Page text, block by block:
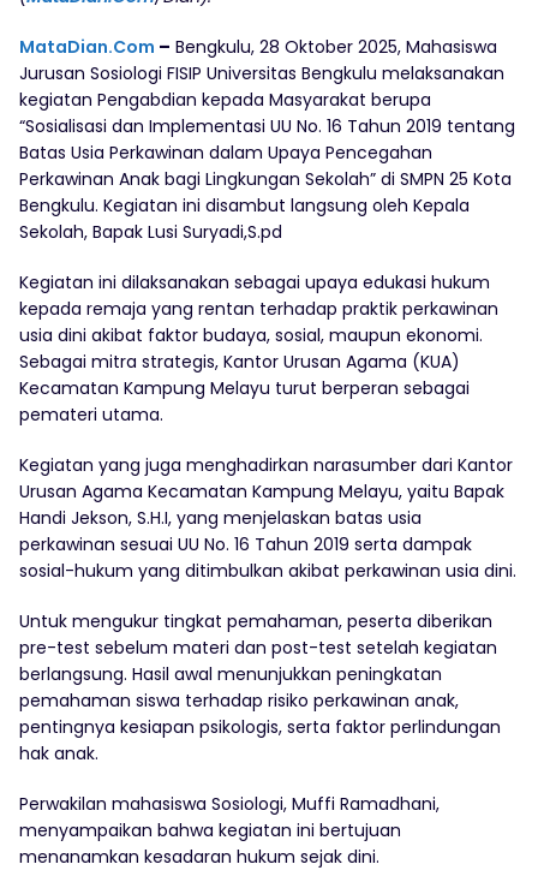
MataDian.Com – Bengkulu, 28 Oktober 2025, Mahasiswa
Jurusan Sosiologi FISIP Universitas Bengkulu melaksanakan
kegiatan Pengabdian kepada Masyarakat berupa
“Sosialisasi dan Implementasi UU No. 16 Tahun 2019 tentang
Batas Usia Perkawinan dalam Upaya Pencegahan
Perkawinan Anak bagi Lingkungan Sekolah” di SMPN 25 Kota
Bengkulu. Kegiatan ini disambut langsung oleh Kepala
Sekolah, Bapak Lusi Suryadi,S.pd
Kegiatan ini dilaksanakan sebagai upaya edukasi hukum
kepada remaja yang rentan terhadap praktik perkawinan
usia dini akibat faktor budaya, sosial, maupun ekonomi.
Sebagai mitra strategis, Kantor Urusan Agama (KUA)
Kecamatan Kampung Melayu turut berperan sebagai
pemateri utama.
Kegiatan yang juga menghadirkan narasumber dari Kantor
Urusan Agama Kecamatan Kampung Melayu, yaitu Bapak
Handi Jekson, S.H.I, yang menjelaskan batas usia
perkawinan sesuai UU No. 16 Tahun 2019 serta dampak
sosial-hukum yang ditimbulkan akibat perkawinan usia dini.
Untuk mengukur tingkat pemahaman, peserta diberikan
pre-test sebelum materi dan post-test setelah kegiatan
berlangsung. Hasil awal menunjukkan peningkatan
pemahaman siswa terhadap risiko perkawinan anak,
pentingnya kesiapan psikologis, serta faktor perlindungan
hak anak.
Perwakilan mahasiswa Sosiologi, Muffi Ramadhani,
menyampaikan bahwa kegiatan ini bertujuan
menanamkan kesadaran hukum sejak dini.